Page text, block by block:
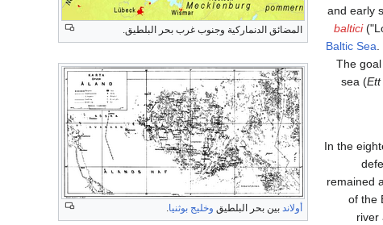
المضائق الدنماركية وجنوب غرب بحر البلطيق.
أولاند بين بحر البلطيق وخليج بوثنيا
and early
baltici
Baltic Sea
The
sea (Ett
In the
remained
of the
river